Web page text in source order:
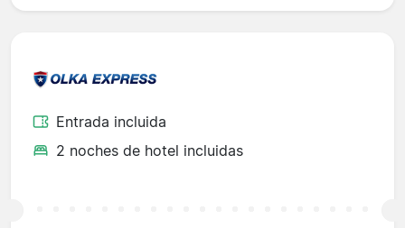
Entrada incluida
2 noches de hotel incluidas